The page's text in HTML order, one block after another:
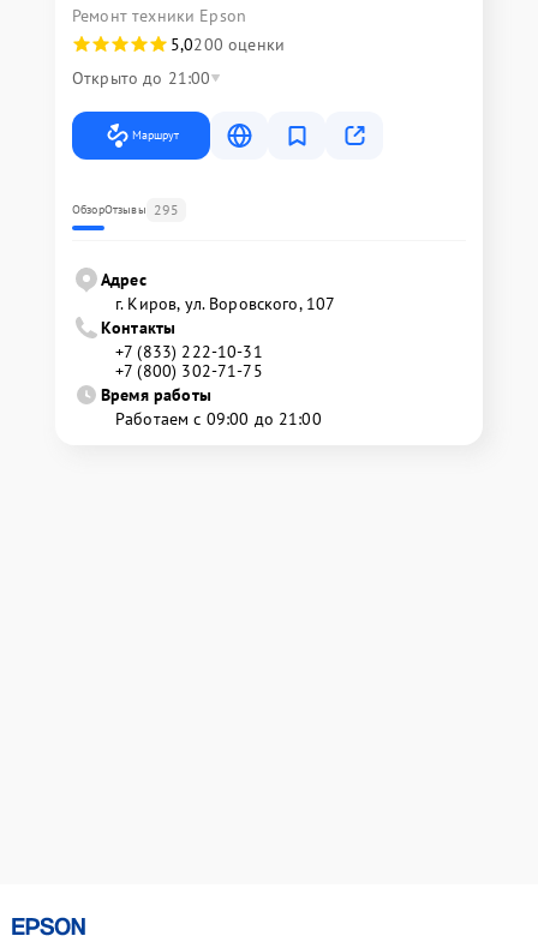
Ремонт техники Epson
5,0200 оценки
Открыто до 21:00
Маршрут
ОбзорОтзывы 295
Адрес
г. Киров, ул. Воровского, 107
Контакты
+7 (833) 222-10-31
+7 (800) 302-71-75
Время работы
Работаем с 09:00 до 21:00